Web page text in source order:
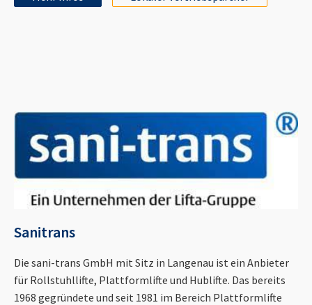
Sanitrans
Die sani-trans GmbH mit Sitz in Langenau ist ein Anbieter
für Rollstuhllifte, Plattformlifte und Hublifte. Das bereits
1968 gegründete und seit 1981 im Bereich Plattformlifte